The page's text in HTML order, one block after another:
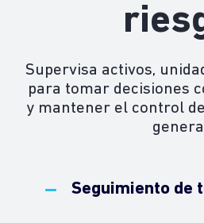
Supervisa activos,
para tomar decisiones
y mantener el control
genera
Seguimiento de